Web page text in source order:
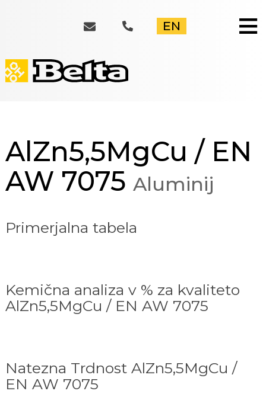
≡
EN
AlZn5,5MgCu / EN
AW 7075 Aluminij
Primerjalna tabela
Kemična analiza v % za kvaliteto
AlZn5,5MgCu / EN AW 7075
Natezna Trdnost AlZn5,5MgCu /
EN AW 7075